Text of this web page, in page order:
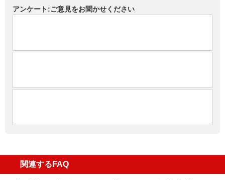
アンケート:ご意見をお聞かせください
関連するFAQ